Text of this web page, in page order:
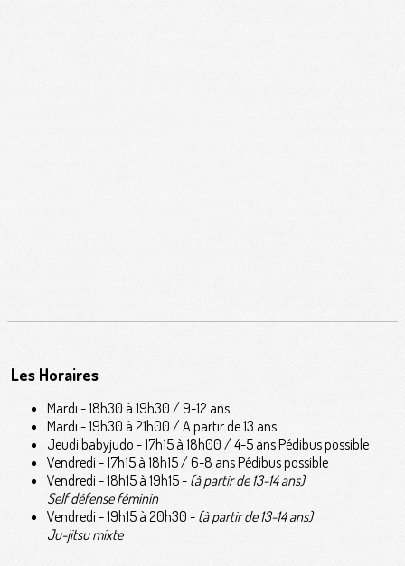
Les Horaires
Mardi - 18h30 à 19h30 / 9-12 ans
Mardi - 19h30 à 21h00 / A partir de 13 ans
Jeudi babyjudo - 17h15 à 18h00 / 4-5 ans Pédibus possible
Vendredi - 17h15 à 18h15 / 6-8 ans Pédibus possible
Vendredi - 18h15 à 19h15 - (à partir de 13-14 ans)
Self défense féminin
Vendredi - 19h15 à 20h30 - (à partir de 13-14 ans)
Ju-jitsu mixte